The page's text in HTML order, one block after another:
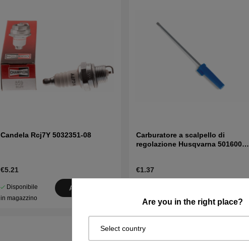
Are you in the right place?
Select country
Candela Rcj7Y 5032351-08
€5.21
Disponibile
in magazzino
Acquista
Carburatore a scalpello di
regolazione Husqvarna 5016002-
€1.37
in magazzino